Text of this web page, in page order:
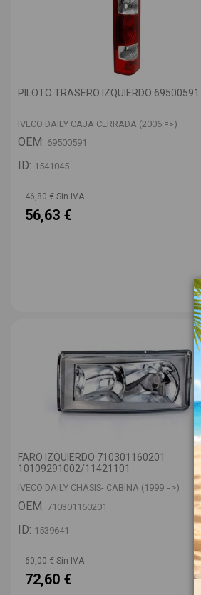
PILOTO TRASERO IZQUIERDO 69500591...
IVECO DAILY CAJA CERRADA (2006 =>)
OEM: 69500591
ID: 1541045
46,80 € Sin IVA
56,63 €
FARO IZQUIERDO 710301160201
10109291002/11421101
IVECO DAILY CHASIS- CABINA (1999 =>)
OEM: 710301160201
ID: 1539641
60,00 € Sin IVA
72,60 €